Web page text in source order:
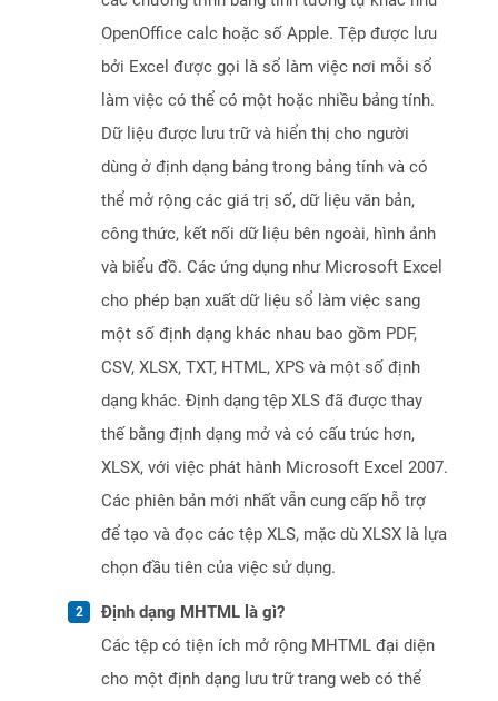
OpenOffice calc hoặc số Apple. Tệp được lưu
bởi Excel được gọi là sổ làm việc nơi mỗi sổ
làm việc có thể có một hoặc nhiều bảng tính.
Dữ liệu được lưu trữ và hiển thị cho người
dùng ở định dạng bảng trong bảng tính và có
thể mở rộng các giá trị số, dữ liệu văn bản,
công thức, kết nối dữ liệu bên ngoài, hình ảnh
và biểu đồ. Các ứng dụng như Microsoft Excel
cho phép bạn xuất dữ liệu sổ làm việc sang
một số định dạng khác nhau bao gồm PDF,
CSV, XLSX, TXT, HTML, XPS và một số định
dạng khác. Định dạng tệp XLS đã được thay
thế bằng định dạng mở và có cấu trúc hơn,
XLSX, với việc phát hành Microsoft Excel 2007.
Các phiên bản mới nhất vẫn cung cấp hỗ trợ
để tạo và đọc các tệp XLS, mặc dù XLSX là lựa
chọn đầu tiên của việc sử dụng.
Định dạng MHTML là gì?
Các tệp có tiện ích mở rộng MHTML đại diện
cho một định dạng lưu trữ trang web có thể